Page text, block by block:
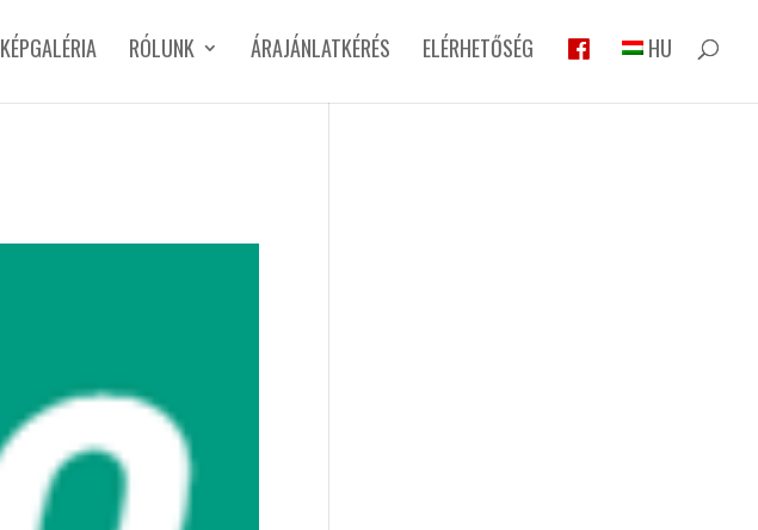
KÉPGALÉRIA RÓLUNK ÁRAJÁNLATKÉRÉS ELÉRHETŐSÉG HU